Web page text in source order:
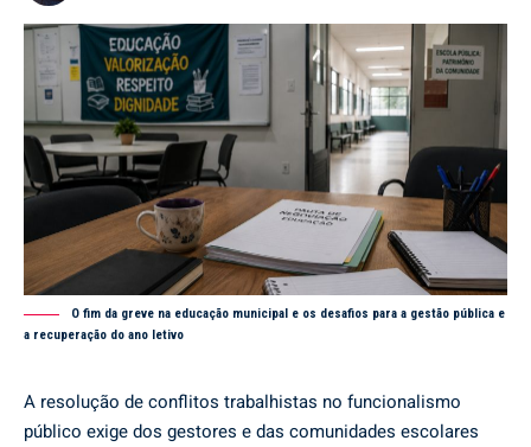
O fim da greve na educação municipal e os desafios para a gestão pública e
a recuperação do ano letivo
A resolução de conflitos trabalhistas no funcionalismo
público exige dos gestores e das comunidades escolares